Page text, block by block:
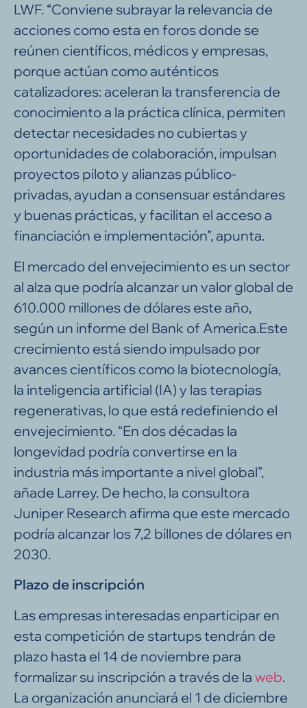
LWF. “Conviene subrayar la relevancia de
acciones como esta en foros donde se
reúnen científicos, médicos y empresas,
porque actúan como auténticos
catalizadores: aceleran la transferencia de
conocimiento a la práctica clínica, permiten
detectar necesidades no cubiertas y
oportunidades de colaboración, impulsan
proyectos piloto y alianzas público-
privadas, ayudan a consensuar estándares
y buenas prácticas, y facilitan el acceso a
financiación e implementación”, apunta.
El mercado del envejecimiento es un sector
al alza que podría alcanzar un valor global de
610.000 millones de dólares este año,
según un informe del Bank of America.Este
crecimiento está siendo impulsado por
avances científicos como la biotecnología,
la inteligencia artificial (IA) y las terapias
regenerativas, lo que está redefiniendo el
envejecimiento. “En dos décadas la
longevidad podría convertirse en la
industria más importante a nivel global”,
añade Larrey. De hecho, la consultora
Juniper Research afirma que este mercado
podría alcanzar los 7,2 billones de dólares en
2030.
Plazo de inscripción
Las empresas interesadas enparticipar en
esta competición de startups tendrán de
plazo hasta el 14 de noviembre para
formalizar su inscripción a través de la web.
La organización anunciará el 1 de diciembre